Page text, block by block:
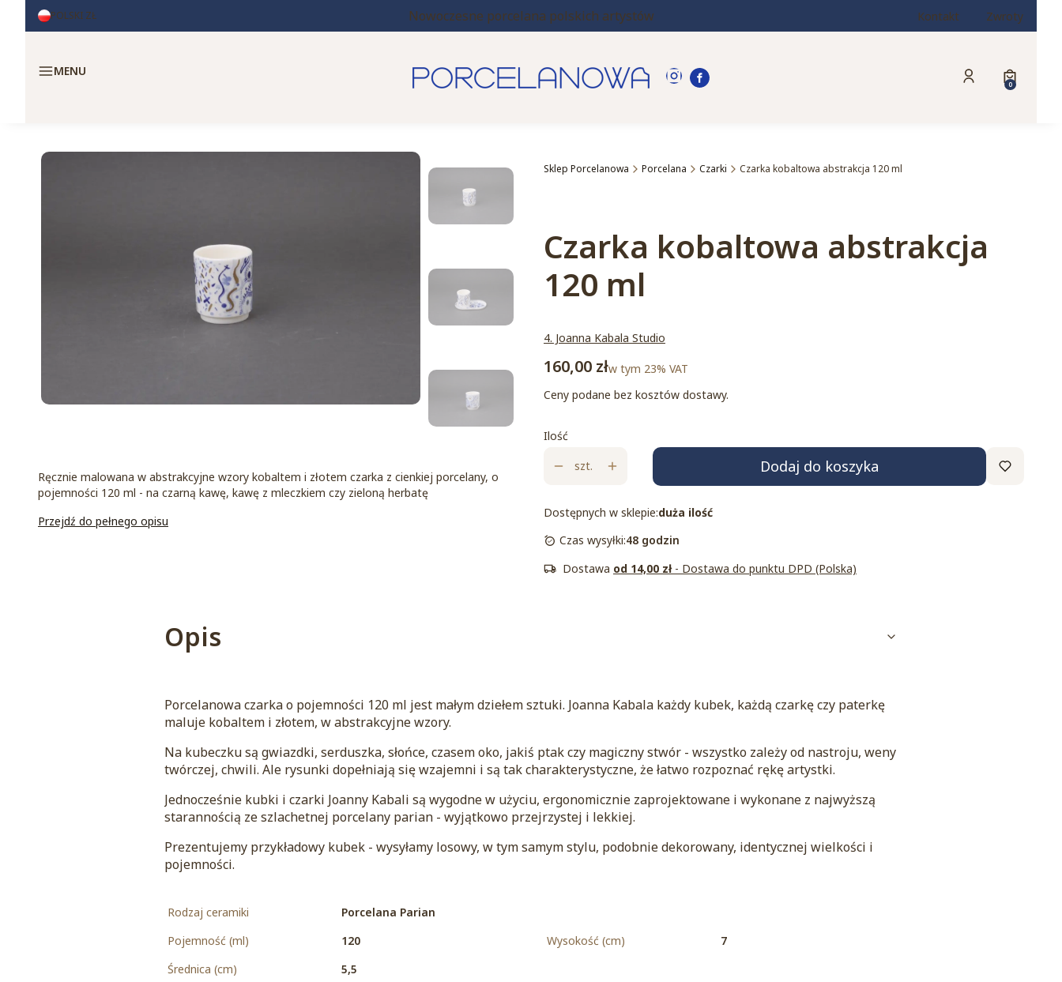
POLSKI ZŁ Nowoczesne porcelana polskich artystów Kontakt Zwroty
Menu Zaloguj sięProdukty
Koszyk
Ręcznie malowana w abstrakcyjne wzory kobaltem i złotem czarka z cienkiej porcelany, o
pojemności 120 ml - na czarną kawę, kawę z mleczkiem czy zieloną herbatę
Przejdź do pełnego opisu
Sklep Porcelanowa Porcelana Czarki Czarka kobaltowa abstrakcja 120 ml
Czarka kobaltowa abstrakcja
120 ml
4. Joanna Kabala Studio
Cena
160,00 złw tym 23% VAT
w tym 23% VAT
Ceny podane bez kosztów dostawy.
Ilość
szt.
Dodaj do koszyka
Dostępnych w sklepie:duża ilość
Czas wysyłki:48 godzin
Dostawa od 14,00 zł - Dostawa do punktu DPD (Polska)
Opis
Porcelanowa czarka o pojemności 120 ml jest małym dziełem sztuki. Joanna Kabala każdy kubek, każdą czarkę czy paterkę
maluje kobaltem i złotem, w abstrakcyjne wzory.
Na kubeczku są gwiazdki, serduszka, słońce, czasem oko, jakiś ptak czy magiczny stwór - wszystko zależy od nastroju, weny
twórczej, chwili. Ale rysunki dopełniają się wzajemni i są tak charakterystyczne, że łatwo rozpoznać rękę artystki.
Jednocześnie kubki i czarki Joanny Kabali są wygodne w użyciu, ergonomicznie zaprojektowane i wykonane z najwyższą
starannością ze szlachetnej porcelany parian - wyjątkowo przejrzystej i lekkiej.
Prezentujemy przykładowy kubek - wysyłamy losowy, w tym samym stylu, podobnie dekorowany, identycznej wielkości i
pojemności.
Rodzaj ceramiki
Porcelana Parian
Pojemność (ml)
120 Wysokość (cm)
7
Średnica (cm)
5,5